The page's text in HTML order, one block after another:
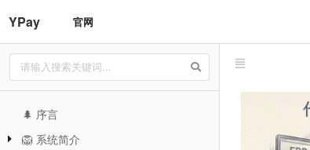
YPay 官网
🌲 序言
🦁️ 系统简介